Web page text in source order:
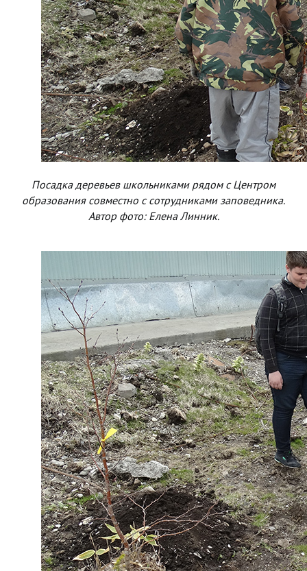
Посадка деревьев школьниками рядом с Центром
образования совместно с сотрудниками заповедника.
Автор фото: Елена Линник.